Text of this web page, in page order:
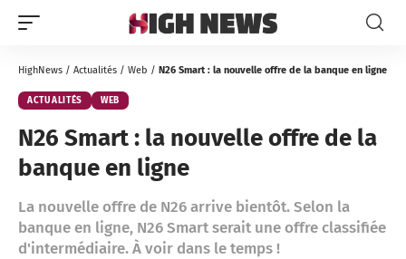
HighNews / Actualités / Web / N26 Smart : la nouvelle offre de la banque en ligne
ACTUALITÉS WEB
N26 Smart : la nouvelle offre de la
banque en ligne
La nouvelle offre de N26 arrive bientôt. Selon la
banque en ligne, N26 Smart serait une offre classifiée
d'intermédiaire. À voir dans le temps !